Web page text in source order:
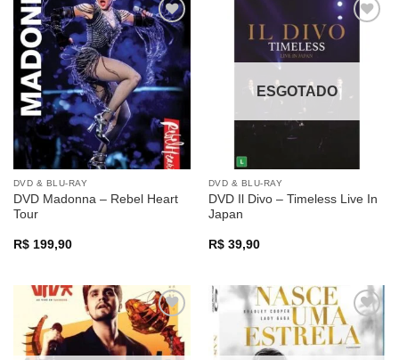
Adicionar
a lista de
desejos
DVD & BLU-RAY
DVD Madonna – Rebel Heart
Tour
R$199,90
Adicionar
ESGOTADO
DVD & BLU-RAY
DVD Il Divo – Timeless Live In
Japan
R$39,90
Adicionar
a lista de
desejos
Adicionar
a lista de
desejos